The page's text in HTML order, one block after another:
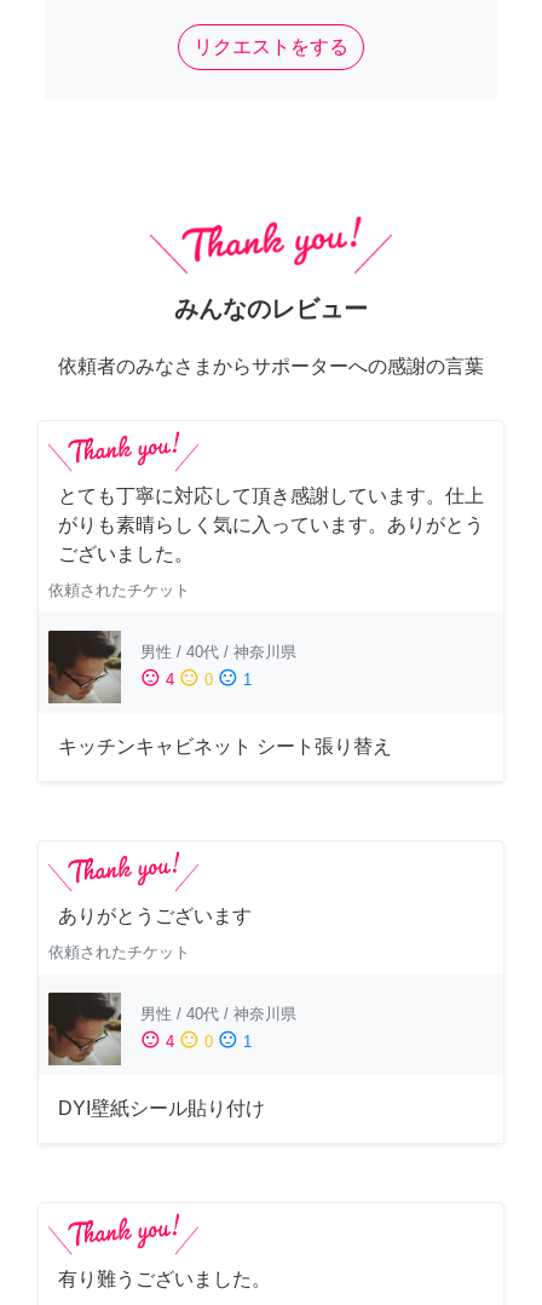
リクエストをする
みんなのレビュー
依頼者のみなさまからサポーターへの感謝の言葉
とても丁寧に対応して頂き感謝しています。仕上
がりも素晴らしく気に入っています。ありがとう
ございました。
依頼されたチケット
男性 / 40代 / 神奈川県
sentiment_satisfied 4 sentiment_neutral 0 sentiment_dissatisfied 1
キッチンキャビネット シート張り替え
ありがとうございます
依頼されたチケット
男性 / 40代 / 神奈川県
sentiment_satisfied 4 sentiment_neutral 0 sentiment_dissatisfied 1
DYI壁紙シール貼り付け
有り難うございました。